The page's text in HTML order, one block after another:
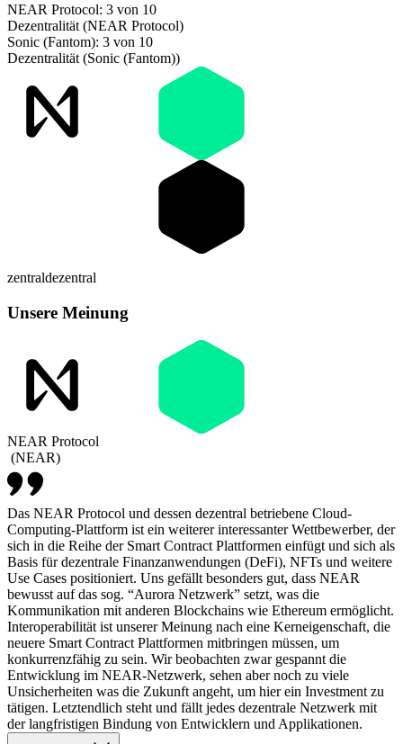
NEAR Protocol: 3 von 10
Dezentralität (NEAR Protocol)
Sonic (Fantom): 3 von 10
Dezentralität (Sonic (Fantom))
zentraldezentral
Unsere Meinung
NEAR Protocol
(NEAR)
Das NEAR Protocol und dessen dezentral betriebene Cloud-
Computing-Plattform ist ein weiterer interessanter Wettbewerber, der
sich in die Reihe der Smart Contract Plattformen einfügt und sich als
Basis für dezentrale Finanzanwendungen (DeFi), NFTs und weitere
Use Cases positioniert. Uns gefällt besonders gut, dass NEAR
bewusst auf das sog. “Aurora Netzwerk” setzt, was die
Kommunikation mit anderen Blockchains wie Ethereum ermöglicht.
Interoperabilität ist unserer Meinung nach eine Kerneigenschaft, die
neuere Smart Contract Plattformen mitbringen müssen, um
konkurrenzfähig zu sein. Wir beobachten zwar gespannt die
Entwicklung im NEAR-Netzwerk, sehen aber noch zu viele
Unsicherheiten was die Zukunft angeht, um hier ein Investment zu
tätigen. Letztendlich steht und fällt jedes dezentrale Netzwerk mit
der langfristigen Bindung von Entwicklern und Applikationen.